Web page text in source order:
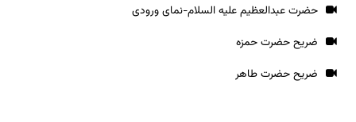
حضرت عبدالعظیم علیه السلام-نمای ورودی
ضریح حضرت حمزه
ضریح حضرت طاهر